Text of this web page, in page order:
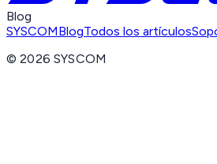
Blog
SYSCOMBlogTodos los artículos
©2026 SYSCOM